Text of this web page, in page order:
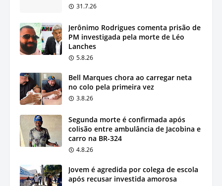
31.7.26
Jerônimo Rodrigues comenta prisão de
PM investigada pela morte de Léo
Lanches
5.8.26
Bell Marques chora ao carregar neta
no colo pela primeira vez
3.8.26
Segunda morte é confirmada após
colisão entre ambulância de Jacobina e
carro na BR-324
4.8.26
Jovem é agredida por colega de escola
após recusar investida amorosa